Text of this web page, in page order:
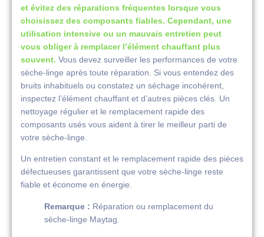
et évitez des réparations fréquentes lorsque vous
choisissez des composants fiables. Cependant, une
utilisation intensive ou un mauvais entretien peut
vous obliger à remplacer l’élément chauffant plus
souvent. Vous devez surveiller les performances de votre
sèche-linge après toute réparation. Si vous entendez des
bruits inhabituels ou constatez un séchage incohérent,
inspectez l’élément chauffant et d’autres pièces clés. Un
nettoyage régulier et le remplacement rapide des
composants usés vous aident à tirer le meilleur parti de
votre sèche-linge.
Un entretien constant et le remplacement rapide des pièces
défectueuses garantissent que votre sèche-linge reste
fiable et économe en énergie.
Remarque : Réparation ou remplacement du
sèche-linge Maytag.